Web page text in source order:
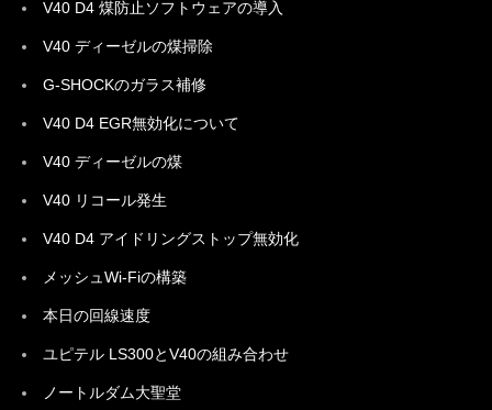
V40 D4 煤防止ソフトウェアの導入
V40 ディーゼルの煤掃除
G-SHOCKのガラス補修
V40 D4 EGR無効化について
V40 ディーゼルの煤
V40 リコール発生
V40 D4 アイドリングストップ無効化
メッシュWi-Fiの構築
本日の回線速度
ユピテル LS300とV40の組み合わせ
ノートルダム大聖堂